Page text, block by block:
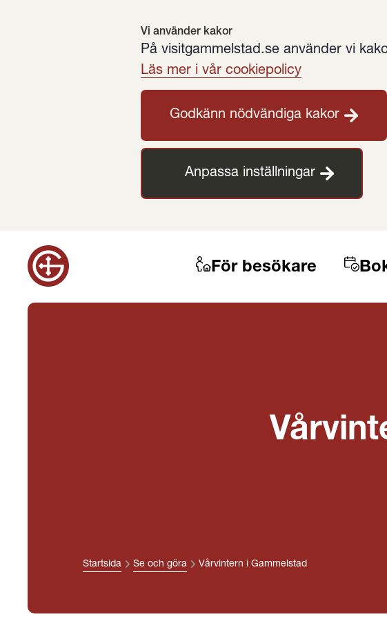
Vi använder kakor
På visitgammelstad.se använder vi
Läs mer i vår cookiepolicy
Godkänn nödvändiga kakor
Anpassa inställningar
För besökare
Startsida Se och göra Vårvintern i Gammelstad